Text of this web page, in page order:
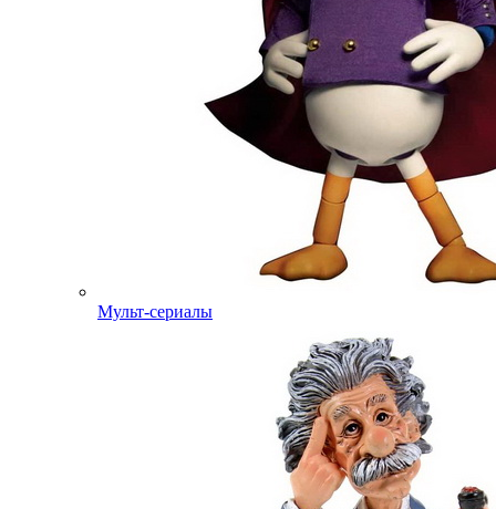
Мульт-сериалы